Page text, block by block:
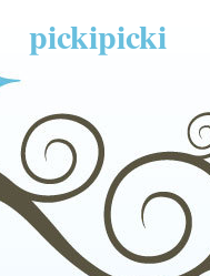
pickipicki